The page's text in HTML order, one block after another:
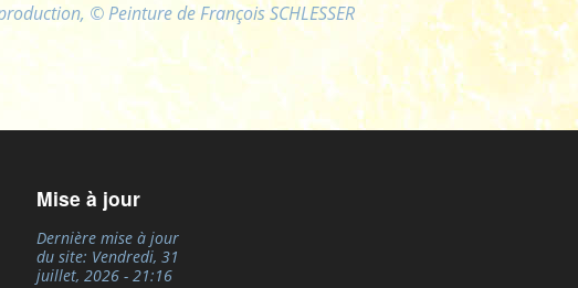
© Peinture de François SCHLESSER
Mise à jour
Dernière mise à jour
du site: Vendredi, 31
juillet, 2026 - 21:16